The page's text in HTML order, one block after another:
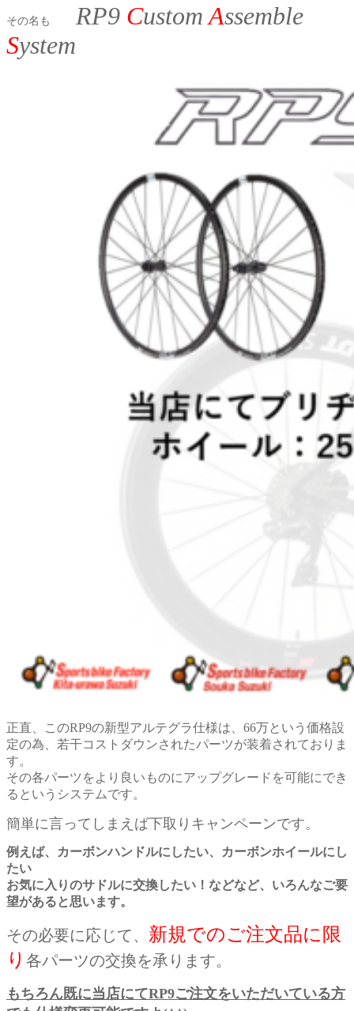
その名も RP9 Custom Assemble
System
正直、このRP9の新型アルテグラ仕様は、66万という価格設
定の為、若干コストダウンされたパーツが装着されておりま
す。
その各パーツをより良いものにアップグレードを可能にでき
るというシステムです。
簡単に言ってしまえば下取りキャンペーンです。
例えば、カーボンハンドルにしたい、カーボンホイールにし
たい
お気に入りのサドルに交換したい！などなど、いろんなご要
望があると思います。
その必要に応じて、 新規でのご注文品に限
り 各パーツの交換を承ります。
もちろん既に当店にてRP9ご注文をいただいている方